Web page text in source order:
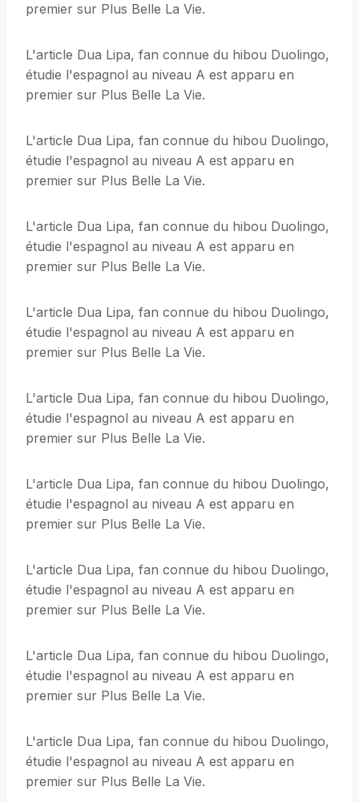
premier sur Plus Belle La Vie.
L'article Dua Lipa, fan connue du hibou Duolingo,
étudie l'espagnol au niveau A est apparu en
premier sur Plus Belle La Vie.
L'article Dua Lipa, fan connue du hibou Duolingo,
étudie l'espagnol au niveau A est apparu en
premier sur Plus Belle La Vie.
L'article Dua Lipa, fan connue du hibou Duolingo,
étudie l'espagnol au niveau A est apparu en
premier sur Plus Belle La Vie.
L'article Dua Lipa, fan connue du hibou Duolingo,
étudie l'espagnol au niveau A est apparu en
premier sur Plus Belle La Vie.
L'article Dua Lipa, fan connue du hibou Duolingo,
étudie l'espagnol au niveau A est apparu en
premier sur Plus Belle La Vie.
L'article Dua Lipa, fan connue du hibou Duolingo,
étudie l'espagnol au niveau A est apparu en
premier sur Plus Belle La Vie.
L'article Dua Lipa, fan connue du hibou Duolingo,
étudie l'espagnol au niveau A est apparu en
premier sur Plus Belle La Vie.
L'article Dua Lipa, fan connue du hibou Duolingo,
étudie l'espagnol au niveau A est apparu en
premier sur Plus Belle La Vie.
L'article Dua Lipa, fan connue du hibou Duolingo,
étudie l'espagnol au niveau A est apparu en
premier sur Plus Belle La Vie.